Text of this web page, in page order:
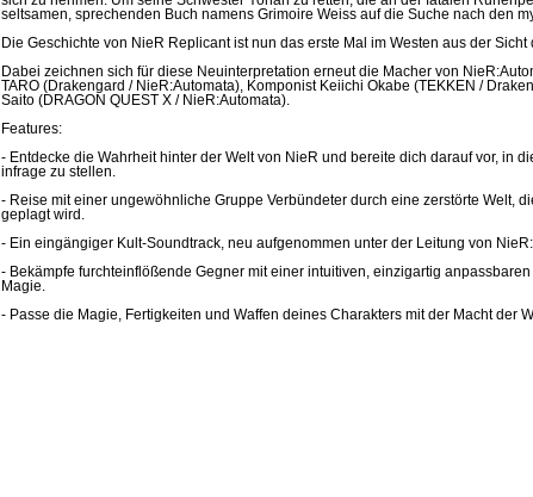
seltsamen, sprechenden Buch namens Grimoire Weiss auf die Suche nach den
Die Geschichte von NieR Replicant ist nun das erste Mal im Westen aus der Sicht
Dabei zeichnen sich für diese Neuinterpretation erneut die Macher von
TARO (Drakengard / NieR:Automata), Komponist Keiichi Okabe (TEKKEN /
Saito (DRAGON QUEST X / NieR:Automata).
Features:
- Entdecke die Wahrheit hinter der Welt von NieR und bereite dich darauf vor, in
infrage zu stellen.
- Reise mit einer ungewöhnliche Gruppe Verbündeter durch eine zerstörte Welt,
geplagt wird.
- Ein eingängiger Kult-Soundtrack, neu aufgenommen unter der Leitung von
- Bekämpfe furchteinflößende Gegner mit einer intuitiven, einzigartig
Magie.
- Passe die Magie, Fertigkeiten und Waffen deines Charakters mit der Macht der